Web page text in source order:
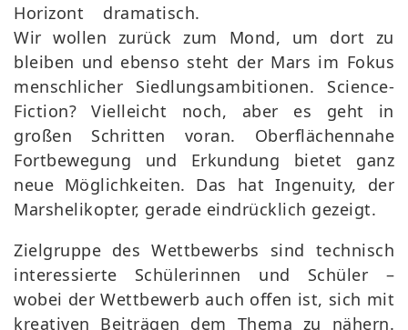
Horizont dramatisch.
Wir wollen zurück zum Mond, um dort zu
bleiben und ebenso steht der Mars im Fokus
menschlicher Siedlungsambitionen. Science-
Fiction? Vielleicht noch, aber es geht in
großen Schritten voran. Oberflächennahe
Fortbewegung und Erkundung bietet ganz
neue Möglichkeiten. Das hat Ingenuity, der
Marshelikopter, gerade eindrücklich gezeigt.
Zielgruppe des Wettbewerbs sind technisch
interessierte Schülerinnen und Schüler –
wobei der Wettbewerb auch offen ist, sich mit
kreativen Beiträgen dem Thema zu nähern.